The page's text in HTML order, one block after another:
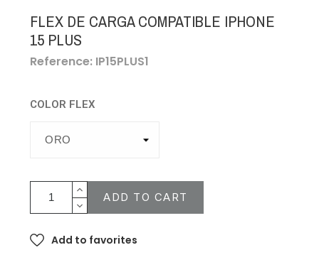
FLEX DE CARGA COMPATIBLE IPHONE
15 PLUS
Reference: IP15PLUS1
COLOR FLEX
ADD TO CART
Add to favorites